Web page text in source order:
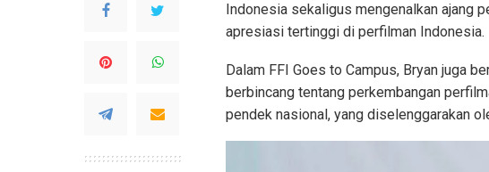
Indonesia sekaligus mengenalkan ajang
apresiasi tertinggi di perfilman Indonesia.
Dalam FFI Goes to Campus, Bryan juga
berbincang tentang perkembangan
pendek nasional, yang diselenggarakan